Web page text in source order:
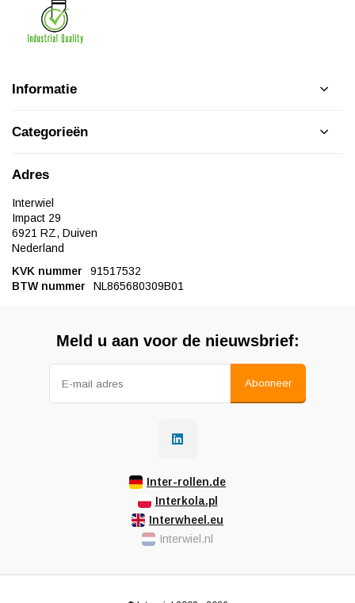
Informatie
Categorieën
Adres
Interwiel
Impact 29
6921 RZ, Duiven
Nederland
KVK nummer
91517532
BTW nummer
NL865680309B01
Meld u aan voor de nieuwsbrief:
Abonneer
Inter-rollen.de
Interkola.pl
Interwheel.eu
Interwiel.nl